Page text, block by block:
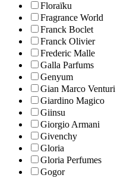
Floraïku
Fragrance World
Franck Boclet
Franck Olivier
Frederic Malle
Galla Parfums
Genyum
Gian Marco Venturi
Giardino Magico
Giinsu
Giorgio Armani
Givenchy
Gloria
Gloria Perfumes
Gogor